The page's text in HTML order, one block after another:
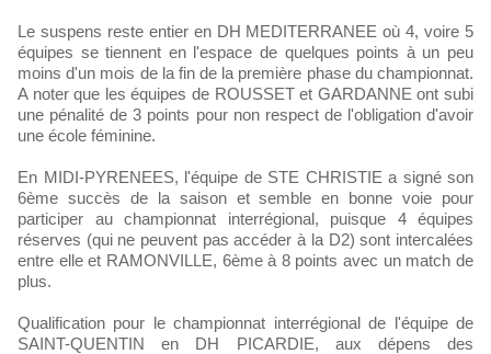
Le suspens reste entier en DH MEDITERRANEE où 4, voire 5
équipes se tiennent en l'espace de quelques points à un peu
moins d'un mois de la fin de la première phase du championnat.
A noter que les équipes de ROUSSET et GARDANNE ont subi
une pénalité de 3 points pour non respect de l'obligation d'avoir
une école féminine.
En MIDI-PYRENEES, l'équipe de STE CHRISTIE a signé son
6ème succès de la saison et semble en bonne voie pour
participer au championnat interrégional, puisque 4 équipes
réserves (qui ne peuvent pas accéder à la D2) sont intercalées
entre elle et RAMONVILLE, 6ème à 8 points avec un match de
plus.
Qualification pour le championnat interrégional de l'équipe de
SAINT-QUENTIN en DH PICARDIE, aux dépens des